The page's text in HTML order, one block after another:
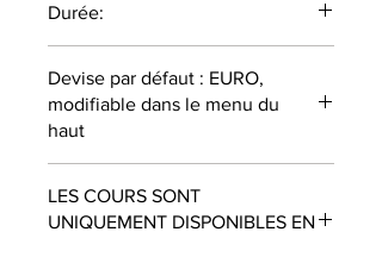
Durée:
Devise par défaut : EURO,
modifiable dans le menu du
haut
LES COURS SONT
UNIQUEMENT DISPONIBLES EN